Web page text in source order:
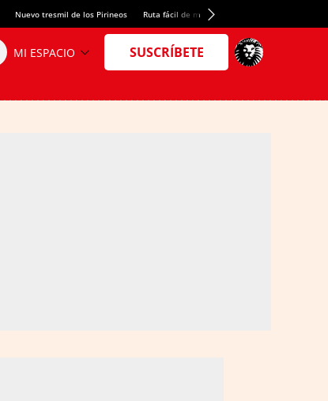
Nuevo tresmil de los Pirineos Ruta fácil de montaña